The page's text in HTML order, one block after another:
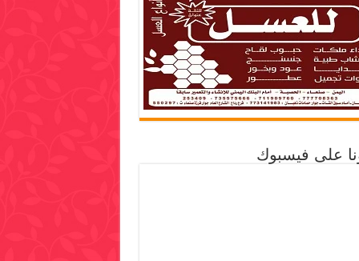
على فيسبوك